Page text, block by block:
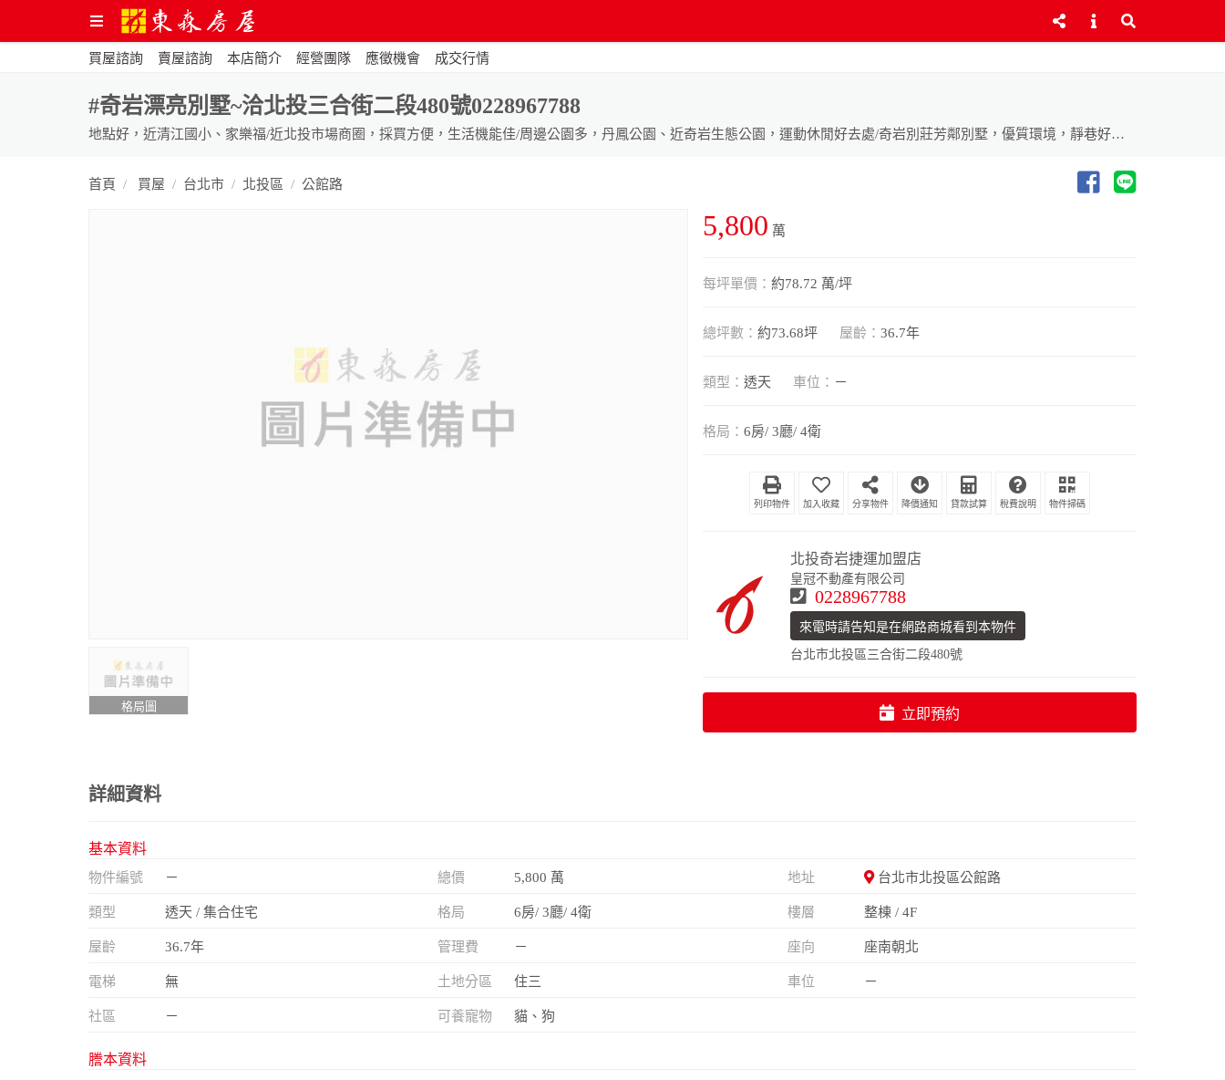
買屋諮詢 賣屋諮詢 本店簡介 經營團隊 應徵機會 成交行情
#奇岩漂亮別墅~洽北投三合街二段480號0228967788
地點好，近清江國小、家樂福/近北投市場商圈，採買方便，生活機能佳/周邊公園多，丹鳳公園、近奇岩生態公園，運動休閒好去處/奇岩別莊芳鄰別墅，優質環境，靜巷好住家~歡迎預約鑑賞
首頁 買屋 台北市 北投區 公館路
格局圖
5,800 萬
每坪單價： 約78.72 萬/坪
總坪數： 約73.68坪 屋齡： 36.7年
類型： 透天 車位： －
格局： 6房/ 3廳/ 4衛
列印物件 分享物件 降價通知 貸款試算 稅費說明 物件掃碼
北投奇岩捷運加盟店
皇冠不動產有限公司
0228967788
來電時請告知是在網路商城看到本物件
台北市北投區三合街二段480號
立即預約
詳細資料
基本資料
物件編號 － 總價 5,800 萬 地址 台北市北投區公館路
類型 透天 / 集合住宅 格局 6房/ 3廳/ 4衛 樓層 整棟 / 4F
屋齡 36.7年 管理費 － 座向 座南朝北
電梯 無 土地分區 住三 車位 －
社區 － 可養寵物 貓、狗
謄本資料